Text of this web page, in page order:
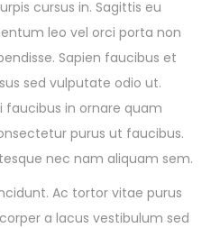
cursus in. Sagittis eu
leo vel orci porta non
Sapien faucibus et
sed vulputate odio ut.
in ornare quam
purus ut faucibus.
nec nam aliquam sem.
Ac tortor vitae purus
a lacus vestibulum sed